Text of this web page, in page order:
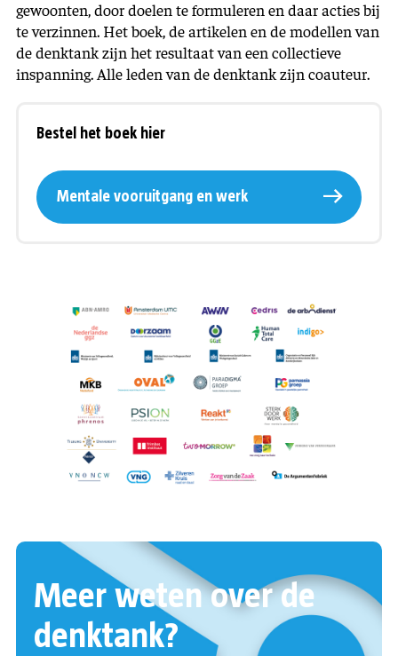
gewoonten, door doelen te formuleren en daar acties bij
te verzinnen. Het boek, de artikelen en de modellen van
de denktank zijn het resultaat van een collectieve
inspanning. Alle leden van de denktank zijn coauteur.
Bestel het boek hier
Mentale vooruitgang en werk
Meer weten over de
denktank?